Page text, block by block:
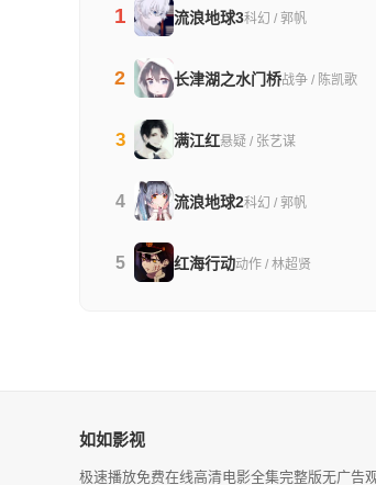
1 流浪地球3科幻 / 郭帆
2 长津湖之水门桥战争 / 陈凯歌
3 满江红悬疑 / 张艺谋
4 流浪地球2科幻 / 郭帆
5 红海行动动作 / 林超贤
如如影视
极速播放免费在线高清电影全集完整版无广告